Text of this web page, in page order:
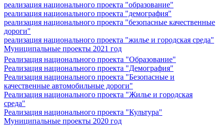
реализация национального проекта "образование"
реализация национального проекта "демография"
реализация национального проекта "безопасные качественные
дороги"
реализация национального проекта "жилье и городская среда"
Муниципальные проекты 2021 год
Реализация национального проекта "Образование"
Реализация национального проекта "Демография"
Реализация национального проекта "Безопасные и
качественные автомобильные дороги"
Реализация национального проекта "Жилье и городская
среда"
Реализация национального проекта "Культура"
Муниципальные проекты 2020 год